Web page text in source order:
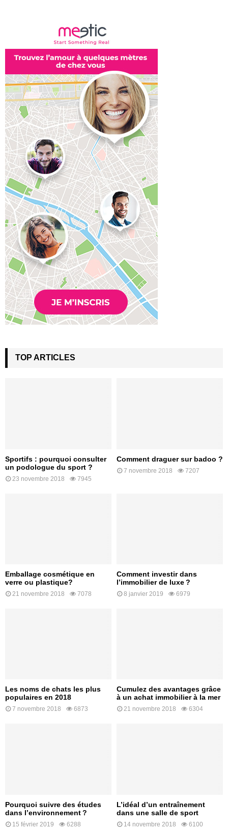
TOP ARTICLES
Sportifs : pourquoi consulter
un podologue du sport ?
23 novembre 2018 7945
Comment draguer sur badoo ?
7 novembre 2018 7207
Emballage cosmétique en
verre ou plastique?
21 novembre 2018 7078
Comment investir dans
l’immobilier de luxe ?
8 janvier 2019 6979
Les noms de chats les plus
populaires en 2018
7 novembre 2018 6873
Cumulez des avantages grâce
à un achat immobilier à la mer
21 novembre 2018 6304
Pourquoi suivre des études
dans l’environnement ?
15 février 2019 6288
L’idéal d’un entraînement
dans une salle de sport
14 novembre 2018 6100